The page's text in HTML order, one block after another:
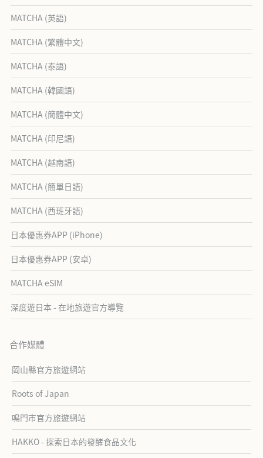
MATCHA (英語)
MATCHA (繁體中文)
MATCHA (泰語)
MATCHA (韓國語)
MATCHA (簡體中文)
MATCHA (印尼語)
MATCHA (越南語)
MATCHA (簡單日語)
MATCHA (西班牙語)
日本優惠券APP (iPhone)
日本優惠券APP (安卓)
MATCHA eSIM
深度遊日本 - 在地旅遊官方導覽
合作媒體
岡山縣官方旅遊網站
Roots of Japan
鳴門市官方旅遊網站
HAKKO - 探索日本的發酵食品文化